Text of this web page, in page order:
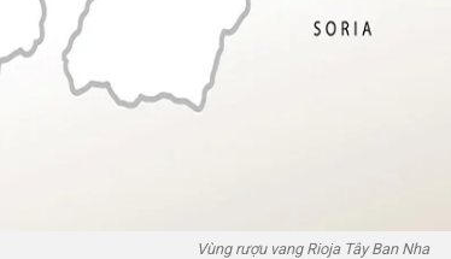
Vùng rượu vang Rioja Tây Ban Nha